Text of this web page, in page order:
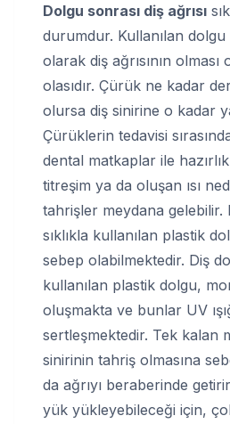
Dolgu sonrası diş ağrısı
durumdur. Kullanılan dolgu
olarak diş ağrısının olması
olasıdır. Çürük ne kadar
olursa diş sinirine o kadar
Çürüklerin tedavisi
dental matkaplar ile
titreşim ya da oluşan ısı
tahrişler meydana gelebilir.
sıklıkla kullanılan plastik
sebep olabilmektedir. Diş
kullanılan plastik dolgu,
oluşmakta ve bunlar UV
sertleşmektedir. Tek kalan
sinirinin tahriş olmasına
da ağrıyı beraberinde
yük yükleyebileceği için,